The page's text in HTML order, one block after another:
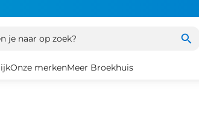
je naar op zoek?
Onze merkenMeer Broekhuis